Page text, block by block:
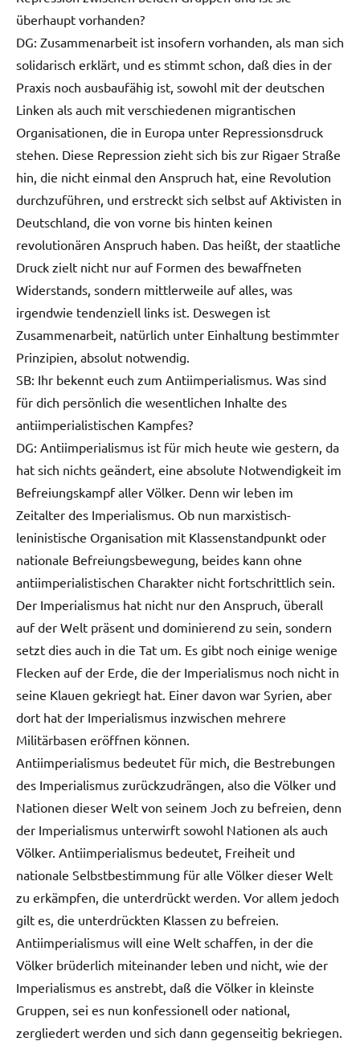
überhaupt vorhanden?
DG: Zusammenarbeit ist insofern vorhanden, als man sich
solidarisch erklärt, und es stimmt schon, daß dies in der
Praxis noch ausbaufähig ist, sowohl mit der deutschen
Linken als auch mit verschiedenen migrantischen
Organisationen, die in Europa unter Repressionsdruck
stehen. Diese Repression zieht sich bis zur Rigaer Straße
hin, die nicht einmal den Anspruch hat, eine Revolution
durchzuführen, und erstreckt sich selbst auf Aktivisten in
Deutschland, die von vorne bis hinten keinen
revolutionären Anspruch haben. Das heißt, der staatliche
Druck zielt nicht nur auf Formen des bewaffneten
Widerstands, sondern mittlerweile auf alles, was
irgendwie tendenziell links ist. Deswegen ist
Zusammenarbeit, natürlich unter Einhaltung bestimmter
Prinzipien, absolut notwendig.
SB: Ihr bekennt euch zum Antiimperialismus. Was sind
für dich persönlich die wesentlichen Inhalte des
antiimperialistischen Kampfes?
DG: Antiimperialismus ist für mich heute wie gestern, da
hat sich nichts geändert, eine absolute Notwendigkeit im
Befreiungskampf aller Völker. Denn wir leben im
Zeitalter des Imperialismus. Ob nun marxistisch-
leninistische Organisation mit Klassenstandpunkt oder
nationale Befreiungsbewegung, beides kann ohne
antiimperialistischen Charakter nicht fortschrittlich sein.
Der Imperialismus hat nicht nur den Anspruch, überall
auf der Welt präsent und dominierend zu sein, sondern
setzt dies auch in die Tat um. Es gibt noch einige wenige
Flecken auf der Erde, die der Imperialismus noch nicht in
seine Klauen gekriegt hat. Einer davon war Syrien, aber
dort hat der Imperialismus inzwischen mehrere
Militärbasen eröffnen können.
Antiimperialismus bedeutet für mich, die Bestrebungen
des Imperialismus zurückzudrängen, also die Völker und
Nationen dieser Welt von seinem Joch zu befreien, denn
der Imperialismus unterwirft sowohl Nationen als auch
Völker. Antiimperialismus bedeutet, Freiheit und
nationale Selbstbestimmung für alle Völker dieser Welt
zu erkämpfen, die unterdrückt werden. Vor allem jedoch
gilt es, die unterdrückten Klassen zu befreien.
Antiimperialismus will eine Welt schaffen, in der die
Völker brüderlich miteinander leben und nicht, wie der
Imperialismus es anstrebt, daß die Völker in kleinste
Gruppen, sei es nun konfessionell oder national,
zergliedert werden und sich dann gegenseitig bekriegen.